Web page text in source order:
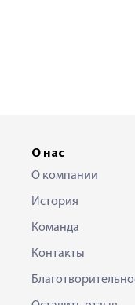
О нас
О компании
История
Команда
Контакты